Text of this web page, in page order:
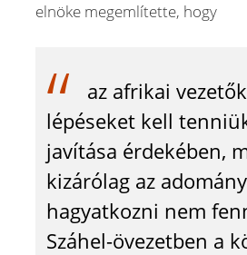
elnöke megemlítette, hogy
az afrikai
lépéseket kell
javítása érdekében,
kizárólag az
hagyatkozni nem
Száhel-övezetben a